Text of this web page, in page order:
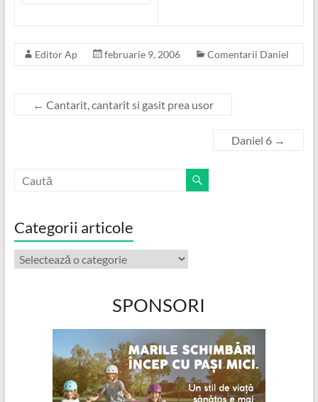
Editor Ap februarie 9, 2006 Comentarii Daniel
← Cantarit, cantarit si gasit prea usor
Daniel 6 →
Categorii articole
Categorii
articole
SPONSORI